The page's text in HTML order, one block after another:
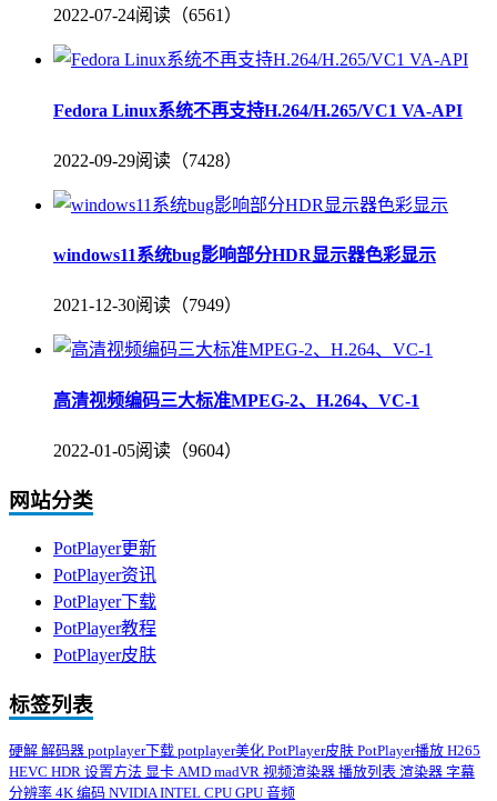
2022-07-24阅读（6561）
Fedora Linux系统不再支持H.264/H.265/VC1 VA-API
2022-09-29阅读（7428）
windows11系统bug影响部分HDR显示器色彩显示
2021-12-30阅读（7949）
高清视频编码三大标准MPEG-2、H.264、VC-1
2022-01-05阅读（9604）
网站分类
PotPlayer更新
PotPlayer资讯
PotPlayer下载
PotPlayer教程
PotPlayer皮肤
标签列表
硬解 解码器 potplayer下载 potplayer美化 PotPlayer皮肤 PotPlayer播放 H265
HEVC HDR 设置方法 显卡 AMD madVR 视频渲染器 播放列表 渲染器 字幕
分辨率 4K 编码 NVIDIA INTEL CPU GPU 音频